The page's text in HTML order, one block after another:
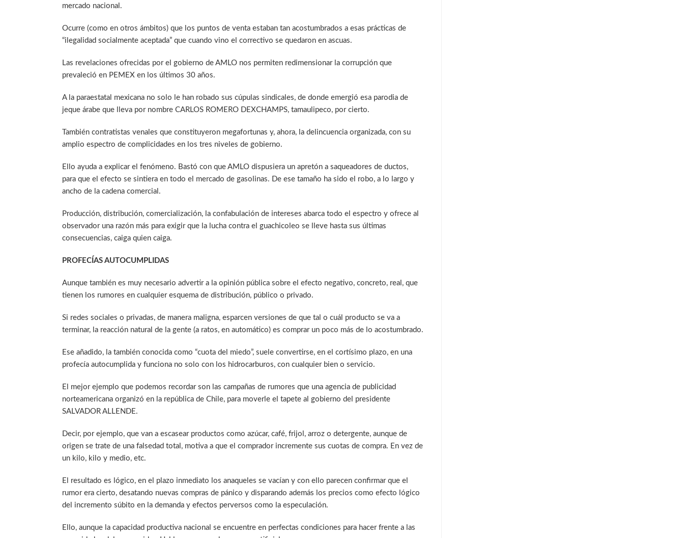
mercado nacional.
Ocurre (como en otros ámbitos) que los puntos de venta estaban tan acostumbrados a esas prácticas de
“ilegalidad socialmente aceptada” que cuando vino el correctivo se quedaron en ascuas.
Las revelaciones ofrecidas por el gobierno de AMLO nos permiten redimensionar la corrupción que
prevaleció en PEMEX en los últimos 30 años.
A la paraestatal mexicana no solo le han robado sus cúpulas sindicales, de donde emergió esa parodia de
jeque árabe que lleva por nombre CARLOS ROMERO DEXCHAMPS, tamaulipeco, por cierto.
También contratistas venales que constituyeron megafortunas y, ahora, la delincuencia organizada, con su
amplio espectro de complicidades en los tres niveles de gobierno.
Ello ayuda a explicar el fenómeno. Bastó con que AMLO dispusiera un apretón a saqueadores de ductos,
para que el efecto se sintiera en todo el mercado de gasolinas. De ese tamaño ha sido el robo, a lo largo y
ancho de la cadena comercial.
Producción, distribución, comercialización, la confabulación de intereses abarca todo el espectro y ofrece al
observador una razón más para exigir que la lucha contra el guachicoleo se lleve hasta sus últimas
consecuencias, caiga quien caiga.
PROFECÍAS AUTOCUMPLIDAS
Aunque también es muy necesario advertir a la opinión pública sobre el efecto negativo, concreto, real, que
tienen los rumores en cualquier esquema de distribución, público o privado.
Si redes sociales o privadas, de manera maligna, esparcen versiones de que tal o cuál producto se va a
terminar, la reacción natural de la gente (a ratos, en automático) es comprar un poco más de lo acostumbrado.
Ese añadido, la también conocida como “cuota del miedo”, suele convertirse, en el cortísimo plazo, en una
profecía autocumplida y funciona no solo con los hidrocarburos, con cualquier bien o servicio.
El mejor ejemplo que podemos recordar son las campañas de rumores que una agencia de publicidad
norteamericana organizó en la república de Chile, para moverle el tapete al gobierno del presidente
SALVADOR ALLENDE.
Decir, por ejemplo, que van a escasear productos como azúcar, café, frijol, arroz o detergente, aunque de
origen se trate de una falsedad total, motiva a que el comprador incremente sus cuotas de compra. En vez de
un kilo, kilo y medio, etc.
El resultado es lógico, en el plazo inmediato los anaqueles se vacían y con ello parecen confirmar que el
rumor era cierto, desatando nuevas compras de pánico y disparando además los precios como efecto lógico
del incremento súbito en la demanda y efectos perversos como la especulación.
Ello, aunque la capacidad productiva nacional se encuentre en perfectas condiciones para hacer frente a las